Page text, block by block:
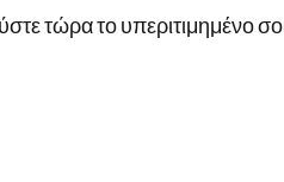
τώρα το υπεριτιμημένο